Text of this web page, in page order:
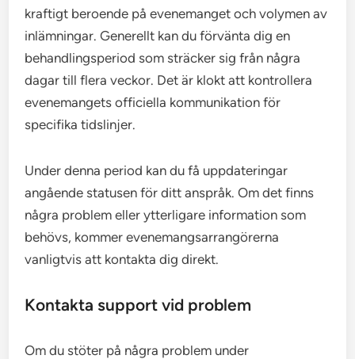
kraftigt beroende på evenemanget och volymen av
inlämningar. Generellt kan du förvänta dig en
behandlingsperiod som sträcker sig från några
dagar till flera veckor. Det är klokt att kontrollera
evenemangets officiella kommunikation för
specifika tidslinjer.
Under denna period kan du få uppdateringar
angående statusen för ditt anspråk. Om det finns
några problem eller ytterligare information som
behövs, kommer evenemangsarrangörerna
vanligtvis att kontakta dig direkt.
Kontakta support vid problem
Om du stöter på några problem under